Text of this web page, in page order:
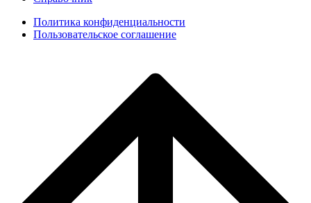
Политика конфиденциальности
Пользовательское соглашение